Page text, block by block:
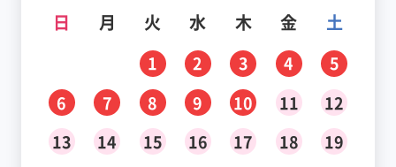
日 月 火 水 木 金 土
1 2 3 4
5
6
7 8 9 10 11
12
13
14 15 16 17 18
19